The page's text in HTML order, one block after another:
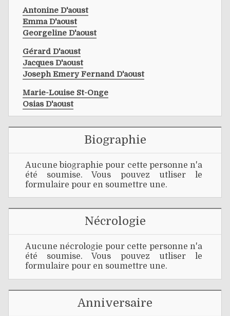
Antonine D'aoust
Emma D'aoust
Georgeline D'aoust
Gérard D'aoust
Jacques D'aoust
Joseph Emery Fernand D'aoust
Marie-Louise St-Onge
Osias D'aoust
Biographie
Aucune biographie pour cette personne n'a
été soumise. Vous pouvez utliser le
formulaire pour en soumettre une.
Nécrologie
Aucune nécrologie pour cette personne n'a
été soumise. Vous pouvez utliser le
formulaire pour en soumettre une.
Anniversaire